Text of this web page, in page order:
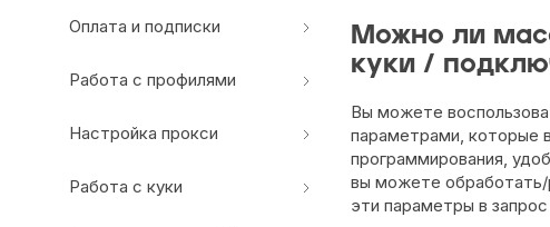
Оплата и подписки
Работа с профилями
Настройкa прокси
Работа с куки
Можно ли
куки /
Вы можете
параметрами, которые
программирования,
вы можете обработать/
эти параметры в